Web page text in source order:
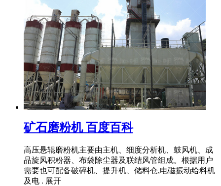
矿石磨粉机 百度百科
高压悬辊磨粉机主要由主机、细度分析机、鼓风机、成
品旋风积粉器、布袋除尘器及联结风管组成。根据用户
需要也可配备破碎机、提升机、储料仓,电磁振动给料机
及电 . 展开